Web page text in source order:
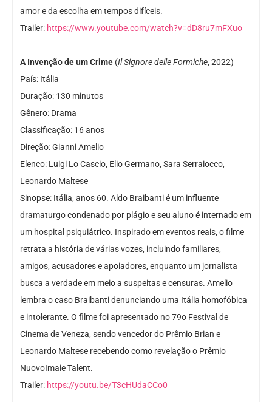
amor e da escolha em tempos difíceis.
Trailer: https://www.youtube.com/watch?v=dD8ru7mFXuo
A Invenção de um Crime (Il Signore delle Formiche, 2022)
País: Itália
Duração: 130 minutos
Gênero: Drama
Classificação: 16 anos
Direção: Gianni Amelio
Elenco: Luigi Lo Cascio, Elio Germano, Sara Serraiocco,
Leonardo Maltese
Sinopse: Itália, anos 60. Aldo Braibanti é um influente
dramaturgo condenado por plágio e seu aluno é internado em
um hospital psiquiátrico. Inspirado em eventos reais, o filme
retrata a história de várias vozes, incluindo familiares,
amigos, acusadores e apoiadores, enquanto um jornalista
busca a verdade em meio a suspeitas e censuras. Amelio
lembra o caso Braibanti denunciando uma Itália homofóbica
e intolerante. O filme foi apresentado no 79o Festival de
Cinema de Veneza, sendo vencedor do Prêmio Brian e
Leonardo Maltese recebendo como revelação o Prêmio
NuovoImaie Talent.
Trailer: https://youtu.be/T3cHUdaCCo0